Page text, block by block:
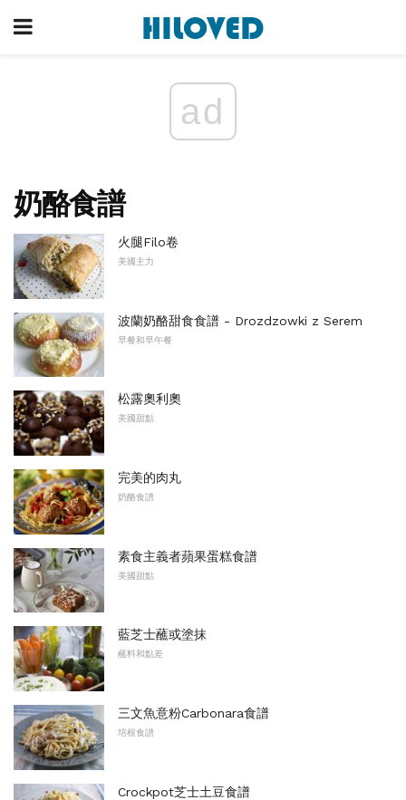
ad
奶酪食譜
火腿Filo卷
美國主力
波蘭奶酪甜食食譜 - Drozdzowki z Serem
早餐和早午餐
松露奧利奧
美國甜點
完美的肉丸
奶酪食譜
素食主義者蘋果蛋糕食譜
美國甜點
藍芝士蘸或塗抹
蘸料和點差
三文魚意粉Carbonara食譜
培根食譜
Crockpot芝士土豆食譜